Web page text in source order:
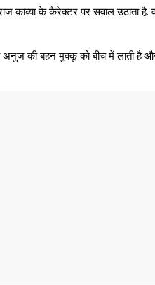
काव्या के कैरेक्टर पर सवाल उठाता
अनुज की बहन मुक्कू को बीच में